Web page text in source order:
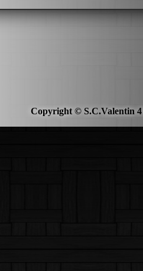
Copyright © S.C.Valentin